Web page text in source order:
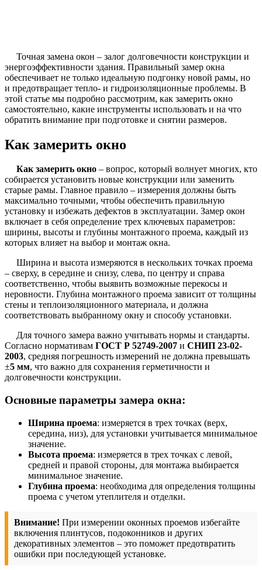
Точная замена окон – залог долговечности конструкции и
энергоэффективности здания. Правильный замер окна
обеспечивает не только идеальную подгонку новой рамы, но
и предотвращает тепло- и гидроизоляционные проблемы. В
этой статье мы подробно рассмотрим, как замерить окно
самостоятельно, какие инструменты использовать и на что
обратить внимание при подготовке и снятии размеров.
Как замерить окно
Как замерить окно – вопрос, который волнует многих, кто
собирается установить новые конструкции или заменить
старые рамы. Главное правило – измерения должны быть
максимально точными, чтобы обеспечить правильную
установку и избежать дефектов в эксплуатации. Замер окон
включает в себя определение трех ключевых параметров:
ширины, высоты и глубины монтажного проема, каждый из
которых влияет на выбор и монтаж окна.
Ширина и высота измеряются в нескольких точках проема
– сверху, в середине и снизу, слева, по центру и справа
соответственно, чтобы выявить возможные перекосы и
неровности. Глубина монтажного проема зависит от толщины
стены и теплоизоляционного материала, и должна
соответствовать выбранному окну и способу установки.
Для точного замера важно учитывать нормы и стандарты.
Согласно нормативам ГОСТ Р 52749-2007 и СНИП 23-02-
2003, средняя погрешность измерений не должна превышать
±5 мм, что важно для сохранения герметичности и
долговечности конструкции.
Основные параметры замера окна:
Ширина проема: измеряется в трех точках (верх,
середина, низ), для установки учитывается минимальное
значение.
Высота проема: измеряется в трех точках с левой,
средней и правой стороны, для монтажа выбирается
минимальное значение.
Глубина проема: необходима для определения толщины
проема с учетом утеплителя и отделки.
Внимание! При измерении оконных проемов избегайте
включения плинтусов, подоконников и других
декоративных элементов – это поможет предотвратить
ошибки при последующей установке.